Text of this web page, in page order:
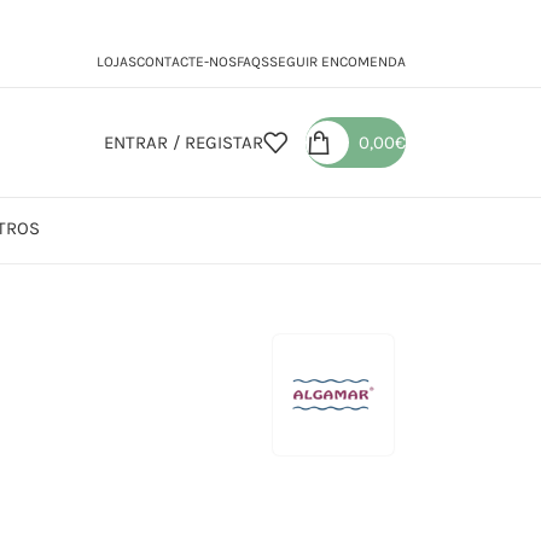
LOJASCONTACTE-NOSFAQSSEGUIR ENCOMENDA
ENTRAR / REGISTAR 0,00€